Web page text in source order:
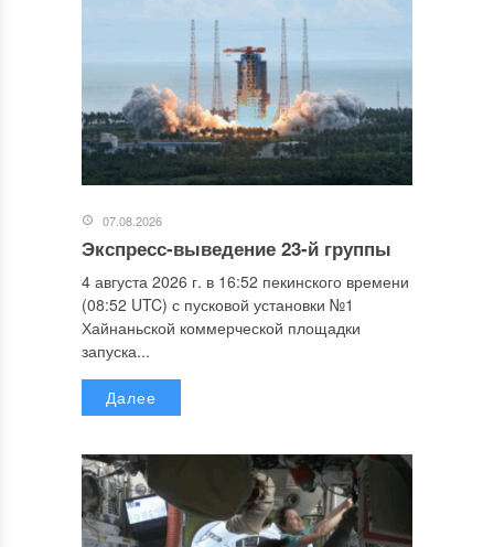
07.08.2026
Экспресс-выведение 23-й группы
4 августа 2026 г. в 16:52 пекинского времени
(08:52 UTC) с пусковой установки №1
Хайнаньской коммерческой площадки
запуска...
Далее